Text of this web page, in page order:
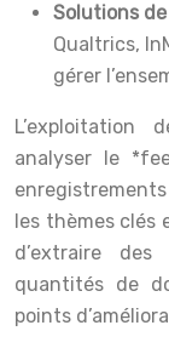
Solutions
Qualtrics,
gérer
L’exploitation
analyser le
les thèmes clés
d’extraire
quantités de
points